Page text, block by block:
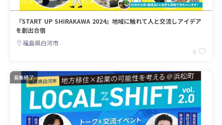
『START UP SHIRAKAWA 2024』地域に触れて人と交流しアイデア
を創出合宿
福島県白河市
8
募集終了